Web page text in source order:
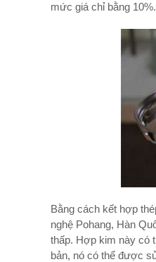
mức giá chỉ bằng 10%.
Bằng cách kết hợp
nghệ Pohang, Hàn
thấp. Hợp kim này có
bản, nó có thể được